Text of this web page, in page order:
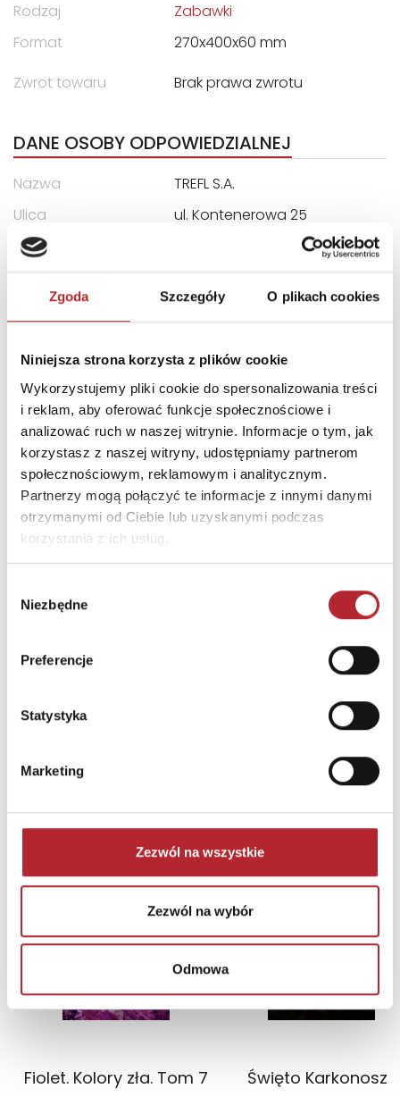
Zgoda Szczegóły O plikach cookies
Niniejsza strona korzysta z plików cookie
Wykorzystujemy pliki cookie do spersonalizowania treści
i reklam, aby oferować funkcje społecznościowe i
analizować ruch w naszej witrynie. Informacje o tym, jak
korzystasz z naszej witryny, udostępniamy partnerom
społecznościowym, reklamowym i analitycznym.
Partnerzy mogą połączyć te informacje z innymi danymi
otrzymanymi od Ciebie lub uzyskanymi podczas
korzystania z ich usług.
zgody
Niezbędne
Preferencje
Statystyka
Marketing
Zezwól na wszystkie
Zezwól na wybór
Odmowa
Rodzaj
Zabawki
Format
270x400x60 mm
Zwrot towaru
Brak prawa zwrotu
DANE OSOBY ODPOWIEDZIALNEJ
Nazwa
TREFL S.A.
Ulica
ul. Kontenerowa 25
Kod pocztowy
Miasto
Gdynia
E-mail
trefl@trefl.com
INNI KLIENCI KUPOWALI
Wyłączność
Fiolet. Kolory zła. Tom 7
TOP 100
Wyłączność
Święto Karkonoszy